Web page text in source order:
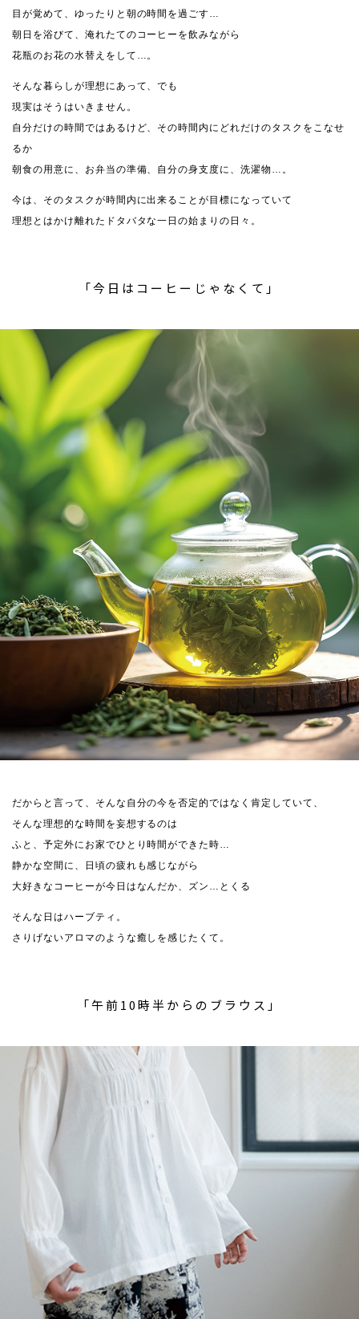
目が覚めて、ゆったりと朝の時間を過ごす…
朝日を浴びて、淹れたてのコーヒーを飲みながら
花瓶のお花の水替えをして…。
そんな暮らしが理想にあって、でも
現実はそうはいきません。
自分だけの時間ではあるけど、その時間内にどれだけのタスクをこなせ
るか
朝食の用意に、お弁当の準備、自分の身支度に、洗濯物…。
今は、そのタスクが時間内に出来ることが目標になっていて
理想とはかけ離れたドタバタな一日の始まりの日々。
「今日はコーヒーじゃなくて」
だからと言って、そんな自分の今を否定的ではなく肯定していて、
そんな理想的な時間を妄想するのは
ふと、予定外にお家でひとり時間ができた時…
静かな空間に、日頃の疲れも感じながら
大好きなコーヒーが今日はなんだか、ズン…とくる
そんな日はハーブティ。
さりげないアロマのような癒しを感じたくて。
「午前10時半からのブラウス」